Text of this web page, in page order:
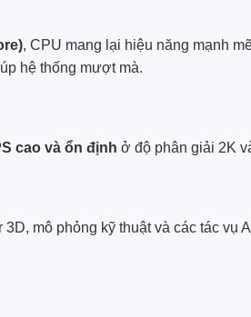
, CPU mang lại hiệu năng mạnh
hệ thống mượt mà.
cao và ổn định ở độ phân giải 2K
mô phỏng kỹ thuật và các tác vụ